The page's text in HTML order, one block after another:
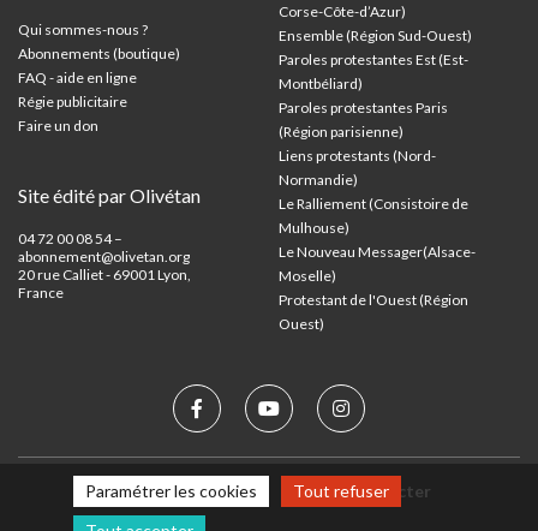
Qui sommes-nous ?
Abonnements (boutique)
FAQ - aide en ligne
Régie publicitaire
Faire un don
Site édité par Olivétan
04 72 00 08 54 –
abonnement@olivetan.org
20 rue Calliet - 69001 Lyon,
France
Corse-Côte-d’Azur)
Ensemble (Région Sud-Ouest)
Paroles protestantes Est (Est-
Montbéliard)
Paroles protestantes Paris
(Région parisienne)
Liens protestants (Nord-
Normandie)
Le Ralliement (Consistoire de
Mulhouse)
Le Nouveau Messager(Alsace-
Moselle)
Protestant de l'Ouest (Région
Ouest)
Mentions légales Nous contacter
Paramétrer les cookies
Tout refuser